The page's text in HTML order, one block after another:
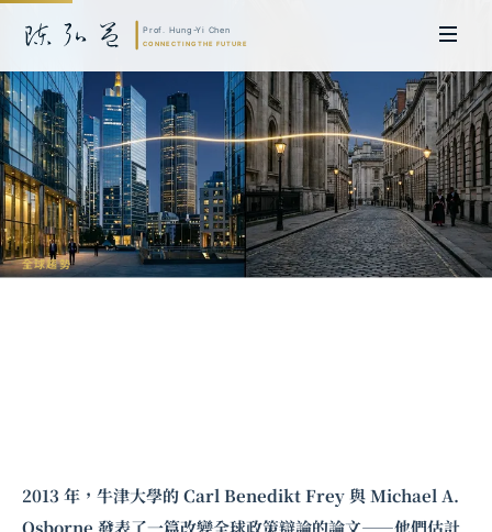
全球趨勢
2013 年，牛津大學的 Carl Benedikt Frey 與 Michael A.
Osborne 發表了一篇改變全球政策辯論的論文——他們估計